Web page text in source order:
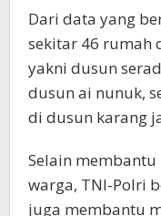
Dari data yang
sekitar 46 rumah
yakni dusun
dusun ai nunuk,
di dusun karang
Selain
warga, TNI-Polri
juga membantu